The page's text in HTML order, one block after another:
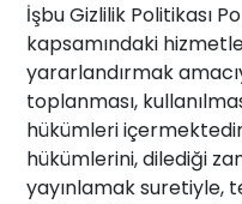
İşbu Gizlilik Politikası
kapsamındaki
yararlandırmak
toplanması,
hükümleri
hükümlerini, dilediği
yayınlamak suretiyle,